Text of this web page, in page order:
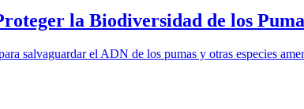
la Biodiversidad de los
salvaguardar el ADN de los pumas y otras especies